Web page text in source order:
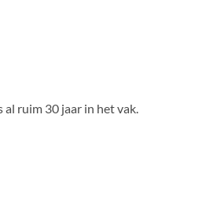
ruim 30 jaar in het vak.